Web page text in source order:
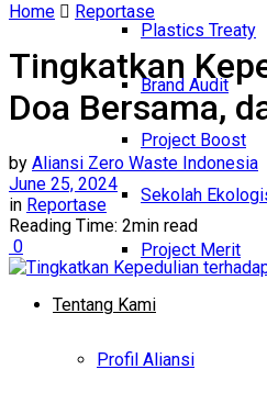
Plastics Treaty
Brand Audit
Project Boost
Sekolah
Project Merit
Tentang Kami
Profil Aliansi
Home Reportase
Tingkatkan
Doa Bersama,
by Aliansi Zero Waste Indonesia
June 25, 2024
in Reportase
Reading Time: 2min read
0